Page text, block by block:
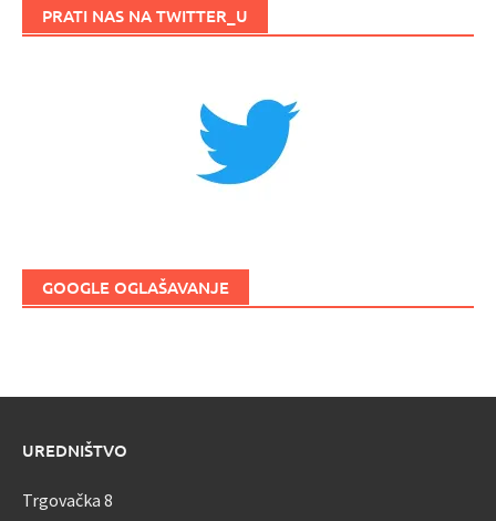
PRATI NAS NA TWITTER_U
GOOGLE OGLAŠAVANJE
UREDNIŠTVO
Trgovačka 8